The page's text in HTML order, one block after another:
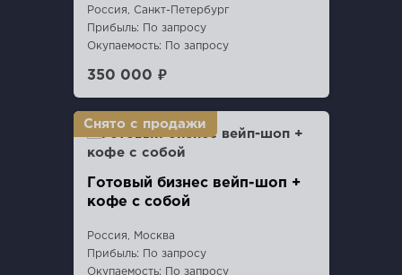
Россия, Санкт-Петербург
Прибыль: По запросу
Окупаемость: По запросу
350 000 ₽
Готовый бизнес вейп-шоп +
кофе с собой
Россия, Москва
Прибыль: По запросу
Окупаемость: По запросу